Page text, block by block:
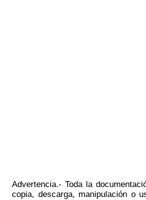
Advertencia.- Toda la
copia, descarga, manipulación o